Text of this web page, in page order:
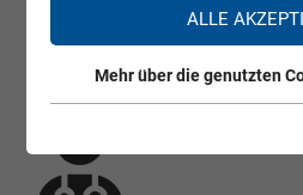
Prim. Dr. Jasmin
ALLE
Mehr über die genutzten